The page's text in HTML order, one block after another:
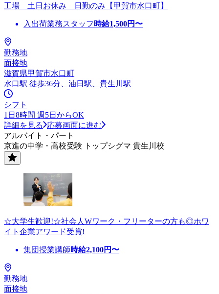
工場 土日お休み 日勤のみ【甲賀市水口町】
入出荷業務スタッフ 時給1,500円〜
勤務地
面接地
滋賀県甲賀市水口町
水口駅 徒歩36分、油日駅、貴生川駅
シフト
1日8時間 週5日からOK
詳細を見る
応募画面に進む
アルバイト・パート
京進の中学・高校受験 トップシグマ 貴生川校
☆大学生歓迎!☆社会人Wワーク・フリーターの方も◎ホワ
イト企業アワード受賞!
集団授業講師時給2,100円〜
勤務地
面接地